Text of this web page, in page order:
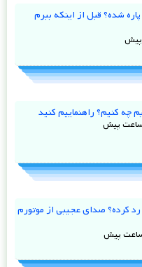
شده؟ قبل از اینکه ببرم
چه کنیم؟ راهنماییم کنید
رد کرده؟ صدای عجیبی از موتورم